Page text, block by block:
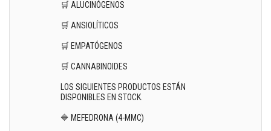
🛒 ALUCINÓGENOS
🛒 ANSIOLÍTICOS
🛒 EMPATÓGENOS
🛒 CANNABINOIDES
LOS SIGUIENTES PRODUCTOS ESTÁN
DISPONIBLES EN STOCK.
🔷 MEFEDRONA (4-MMC)